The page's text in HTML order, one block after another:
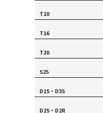
T10
T16
T20
S25
D1S・D3S
D2S・D2R